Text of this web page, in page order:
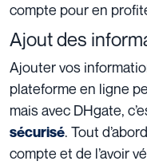
compte pour en
Ajout des
Ajouter vos
plateforme en ligne
mais avec DHgate,
sécurisé. Tout
compte et de l’avoir